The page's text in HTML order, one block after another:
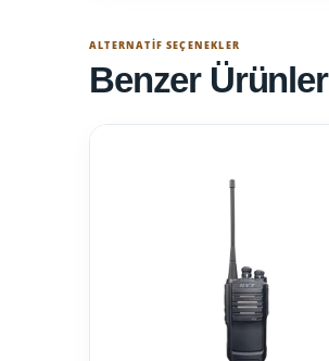
ALTERNATIF SEÇENEKLER
Benzer Ürünler